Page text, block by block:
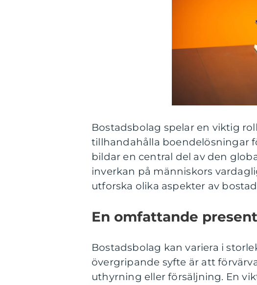
Bostadsbolag spelar en viktig
tillhandahålla boendelösningar
bildar en central del av den
inverkan på människors
utforska olika aspekter av
En omfattande
Bostadsbolag kan variera i
övergripande syfte är att
uthyrning eller försäljning. En